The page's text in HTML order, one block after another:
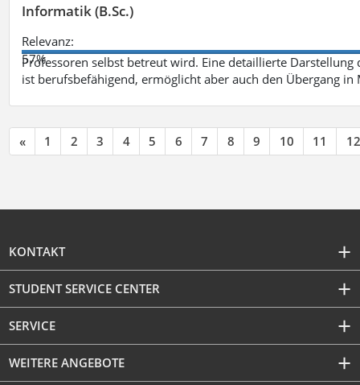
Informatik (B.Sc.)
Relevanz:
57%
Professoren selbst betreut wird. Eine detaillierte
ist berufsbefähigend, ermöglicht aber auch den Übergang in
« 1 2 3 4 5 6 7 8 9 10 11 12
KONTAKT
STUDENT SERVICE CENTER
SERVICE
WEITERE ANGEBOTE